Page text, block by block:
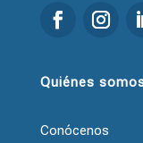
Quiénes
Conócenos